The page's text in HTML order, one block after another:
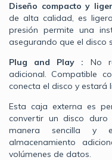
Diseño compacto y
de alta calidad, es
presión permite una
asegurando que el disco
Plug and Play : No
adicional. Compatible
conecta el disco y estará
Esta caja externa es
convertir un disco
manera sencilla y
almacenamiento
volúmenes de datos.